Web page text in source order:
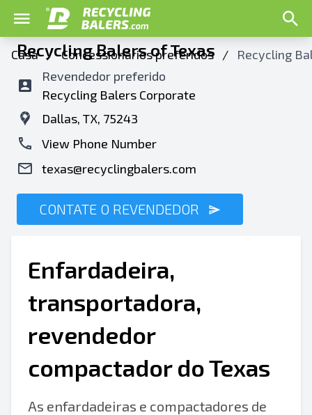
Casa / Concessionários preferidos / Recycling
Recycling Balers of Texas
Revendedor preferido
Recycling Balers Corporate
Dallas, TX, 75243
View Phone Number
texas@recyclingbalers.com
CONTATE O REVENDEDOR
Enfardadeira,
transportadora,
revendedor
compactador do Texas
As enfardadeiras e compactadores de